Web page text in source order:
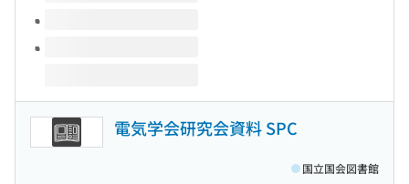
電気学会研究会資料 SPC
国立国会図書館